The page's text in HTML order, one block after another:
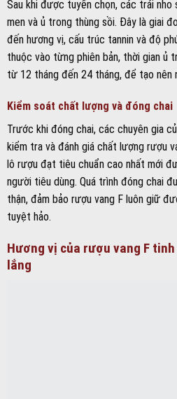
người tiêu dùng. Quá trình đóng chai
thận, đảm bảo rượu vang F luôn giữ
tuyệt hảo.
Hương vị của rượu vang F